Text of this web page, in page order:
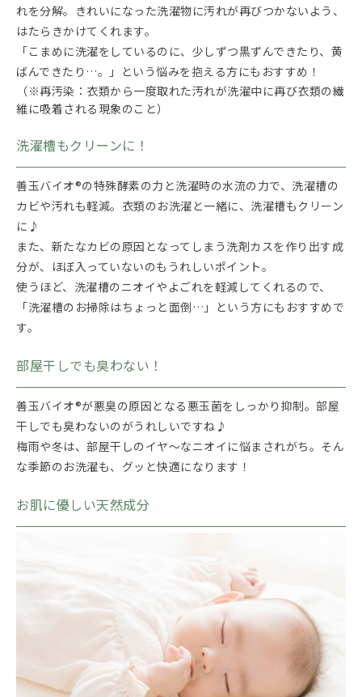
れを分解。きれいになった洗濯物に汚れが再びつかないよう、
はたらきかけてくれます。
「こまめに洗濯をしているのに、少しずつ黒ずんできたり、黄
ばんできたり…。」という悩みを抱える方にもおすすめ！
（※再汚染：衣類から一度取れた汚れが洗濯中に再び衣類の繊
維に吸着される現象のこと）
洗濯槽もクリーンに！
善玉バイオ®の特殊酵素の力と洗濯時の水流の力で、洗濯槽の
カビや汚れも軽減。衣類のお洗濯と一緒に、洗濯槽もクリーン
に♪
また、新たなカビの原因となってしまう洗剤カスを作り出す成
分が、ほぼ入っていないのもうれしいポイント。
使うほど、洗濯槽のニオイやよごれを軽減してくれるので、
「洗濯槽のお掃除はちょっと面倒…」という方にもおすすめで
す。
部屋干しでも臭わない！
善玉バイオ®が悪臭の原因となる悪玉菌をしっかり抑制。部屋
干しでも臭わないのがうれしいですね♪
梅雨や冬は、部屋干しのイヤ～なニオイに悩まされがち。そん
な季節のお洗濯も、グッと快適になります！
お肌に優しい天然成分